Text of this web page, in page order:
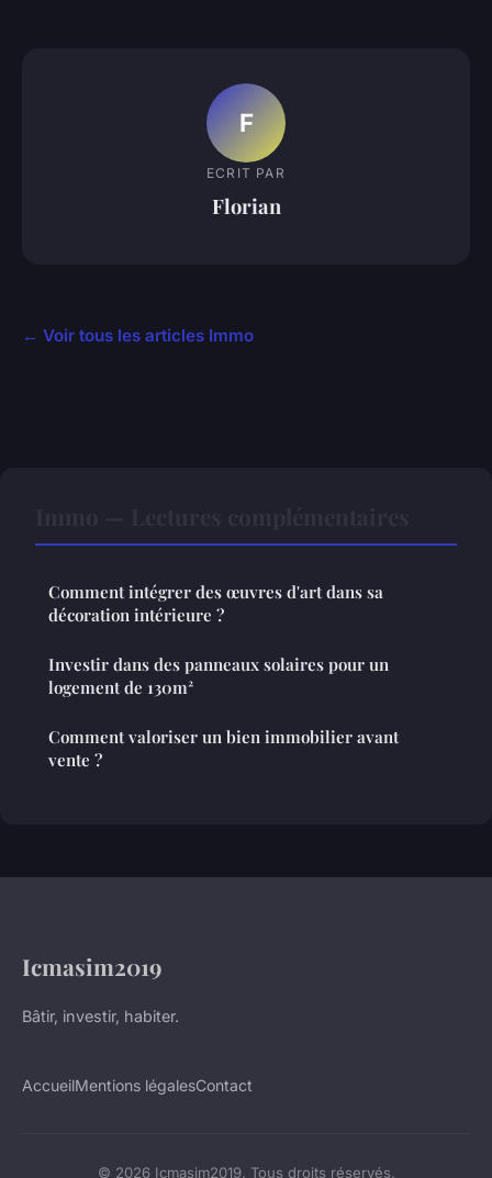
F
ECRIT PAR
Florian
← Voir tous les articles Immo
Comment intégrer des œuvres d'art dans sa
décoration intérieure ?
Investir dans des panneaux solaires pour un
logement de 130m²
Comment valoriser un bien immobilier avant
vente ?
Icmasim2019
Bâtir, investir, habiter.
AccueilMentions légalesContact
© 2026 Icmasim2019. Tous droits réservés.